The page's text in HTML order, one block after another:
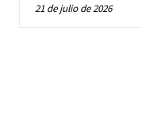
21 de julio de 2026